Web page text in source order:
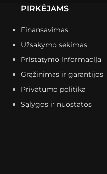
PIRKĖJAMS
Finansavimas
Užsakymo sekimas
Pristatymo informacija
Grąžinimas ir garantijos
Privatumo politika
Sąlygos ir nuostatos